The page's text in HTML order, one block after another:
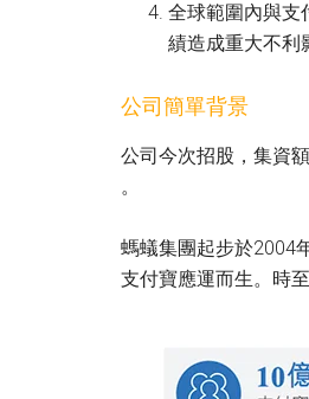
全球範圍內與支
績造成重大不利
公司簡單背景
公司今次招股，集資
。
螞蟻集團起步於2004
支付寶應運而生。時